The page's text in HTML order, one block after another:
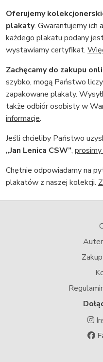
Oferujemy
plakaty. Gwarantujemy ich
każdego plakatu podany
wystawiamy certyfikat.
Zachęcamy do zakupu
szybko, mogą Państwo
zapakowane plakaty.
także odbiór osobisty w
informacje.
Jeśli chcieliby Państwo
„Jan Lenica CSW”, prosimy
Chętnie odpowiadamy na
plakatów z naszej kolekcji.